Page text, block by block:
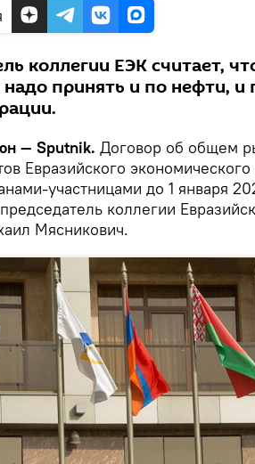
коллегии ЕЭК считает,
принять и по нефти, и
— Sputnik. Договор об общем
Евразийского
участницами до 1 января
коллегии
Мясникович.